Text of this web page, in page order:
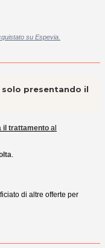
su Espevia.
presentando il
il trattamento al
.
di altre offerte per